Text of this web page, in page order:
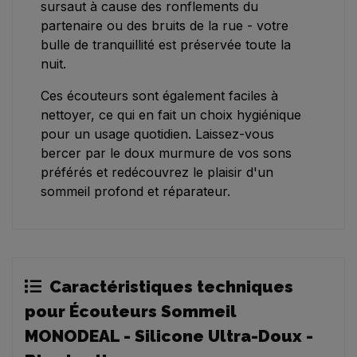
sursaut à cause des ronflements du
partenaire ou des bruits de la rue - votre
bulle de tranquillité est préservée toute la
nuit.
Ces écouteurs sont également faciles à
nettoyer, ce qui en fait un choix hygiénique
pour un usage quotidien. Laissez-vous
bercer par le doux murmure de vos sons
préférés et redécouvrez le plaisir d'un
sommeil profond et réparateur.
Caractéristiques techniques
pour Écouteurs Sommeil
MONODEAL - Silicone Ultra-Doux -